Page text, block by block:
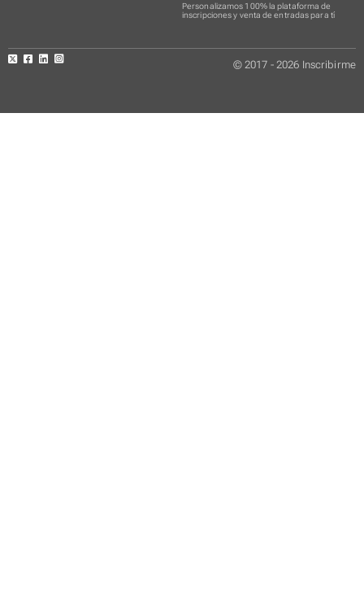
Personalizamos 100% la plataforma de
inscripciones y venta de entradas para tí
© 2017 - 2026 Inscribirme